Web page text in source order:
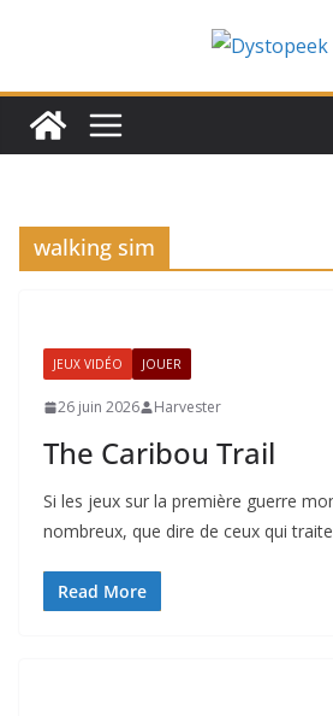
walking sim
JEUX VIDÉO JOUER
26 juin 2026 Harvester
The Caribou Trail
Si les jeux sur la première guerre
nombreux, que dire de ceux qui
Read More